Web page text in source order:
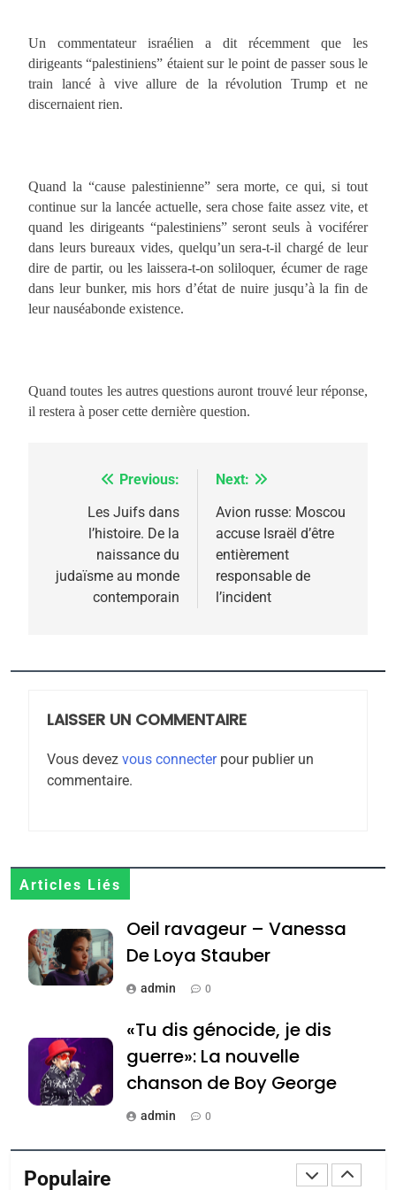
Un commentateur israélien a dit récemment que les
dirigeants “palestiniens” étaient sur le point de passer sous le
train lancé à vive allure de la révolution Trump et ne
discernaient rien.
Quand la “cause palestinienne” sera morte, ce qui, si tout
continue sur la lancée actuelle, sera chose faite assez vite, et
quand les dirigeants “palestiniens” seront seuls à vociférer
dans leurs bureaux vides, quelqu’un sera-t-il chargé de leur
dire de partir, ou les laissera-t-on soliloquer, écumer de rage
dans leur bunker, mis hors d’état de nuire jusqu’à la fin de
leur nauséabonde existence.
Quand toutes les autres questions auront trouvé leur réponse,
il restera à poser cette dernière question.
Navigation
l’article
Previous:
Les Juifs dans
l’histoire. De la
naissance du
judaïsme au monde
contemporain
Next:
Avion russe: Moscou
accuse Israël d’être
entièrement
responsable de
l’incident
LAISSER UN COMMENTAIRE
Vous devez vous connecterpour publier un
commentaire.
Articles Liés
Oeil ravageur – Vanessa
De Loya Stauber
admin 0
«Tu dis génocide, je dis
guerre»: La nouvelle
chanson de Boy George
admin 0
Tout sur la Nostalgie
Populaire
2025, l’année la plus
rapport d’ADL contre
FRANCE ISRAÉL
6
Zrihen-Dvir
7
Jacques Hadida
JUDAISME
Maroc : Les amandes de
Tafraout, le miel de Tadla
Azilal consacrés produits
du terroir
MAROC